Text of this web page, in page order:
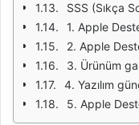
SSS (Sıkça
1. Apple
2. Apple
3. Ürünüm
4. Yazılım
5. Apple